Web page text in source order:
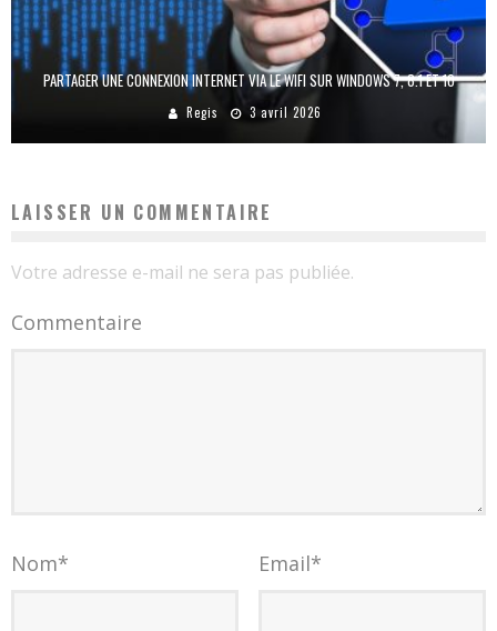
PARTAGER UNE CONNEXION INTERNET VIA LE WIFI SUR WINDOWS 7, 8.1 ET 10
Regis 3 avril 2026
LAISSER UN COMMENTAIRE
Votre adresse e-mail ne sera pas publiée.
Commentaire
Nom* Email*